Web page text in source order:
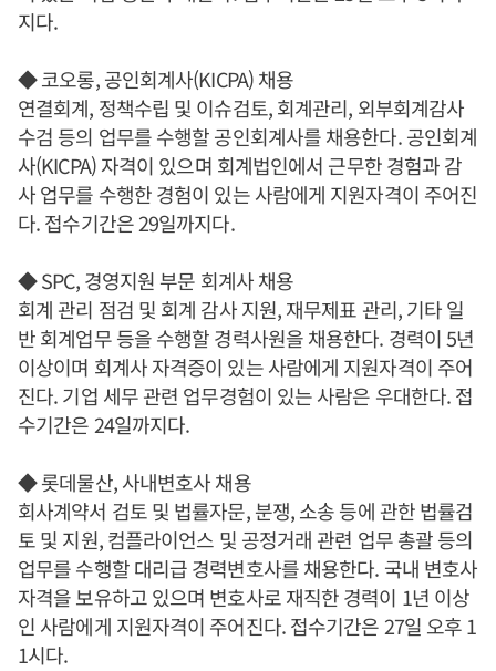
지다.
◆ 코오롱, 공인회계사(KICPA) 채용
연결회계, 정책수립 및 이슈검토, 회계관리, 외부회계감사
수검 등의 업무를 수행할 공인회계사를 채용한다. 공인회계
사(KICPA) 자격이 있으며 회계법인에서 근무한 경험과 감
사 업무를 수행한 경험이 있는 사람에게 지원자격이 주어진
다. 접수기간은 29일까지다.
◆ SPC, 경영지원 부문 회계사 채용
회계 관리 점검 및 회계 감사 지원, 재무제표 관리, 기타 일
반 회계업무 등을 수행할 경력사원을 채용한다. 경력이 5년
이상이며 회계사 자격증이 있는 사람에게 지원자격이 주어
진다. 기업 세무 관련 업무경험이 있는 사람은 우대한다. 접
수기간은 24일까지다.
◆ 롯데물산, 사내변호사 채용
회사계약서 검토 및 법률자문, 분쟁, 소송 등에 관한 법률검
토 및 지원, 컴플라이언스 및 공정거래 관련 업무 총괄 등의
업무를 수행할 대리급 경력변호사를 채용한다. 국내 변호사
자격을 보유하고 있으며 변호사로 재직한 경력이 1년 이상
인 사람에게 지원자격이 주어진다. 접수기간은 27일 오후 1
1시다.